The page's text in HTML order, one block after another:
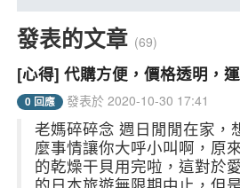
發表的文章 (69)
[心得] 代購方便，價格透明，
0 回應 發表於 2020-10-30 17:41
老媽碎碎念 週日閒閒在家，
麼事情讓你大呼小叫啊，原
的乾燥干貝用完啦，這對於